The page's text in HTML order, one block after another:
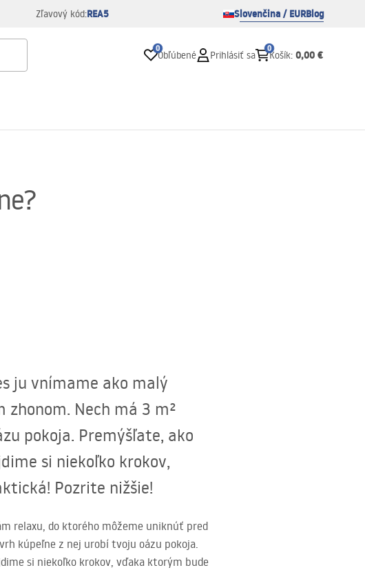
Zľavový kód:REA5 Slovenčina / EURBlog
0
Obľúbené Prihlásiť sa
0
Košík: 0,00 €
ju vnímame ako malý
Nech má 3 m²
pokoja. Premýšľate, ako
si niekoľko krokov,
Pozrite nižšie!
relaxu, do ktorého môžeme uniknúť pred
kúpeľne z nej urobí tvoju oázu pokoja.
si niekoľko krokov, vďaka ktorým bude